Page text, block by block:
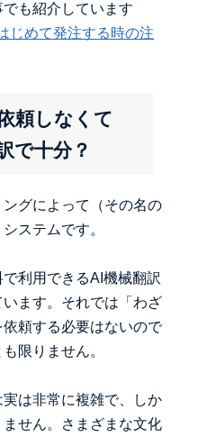
も紹介しています
じめて発注する時の注
頼しなくて
で十分？
グによって（その名の
ステムです。
利用できるAI機械翻訳
ます。それでは「わざ
頼する必要はないので
限りません。
は非常に複雑で、しか
せん。さまざまな文化